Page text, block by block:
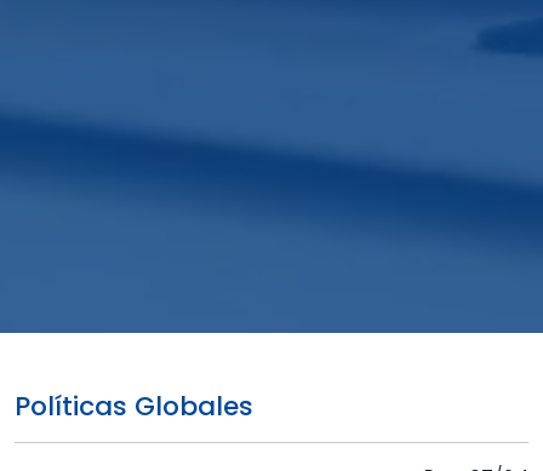
Políticas Globales